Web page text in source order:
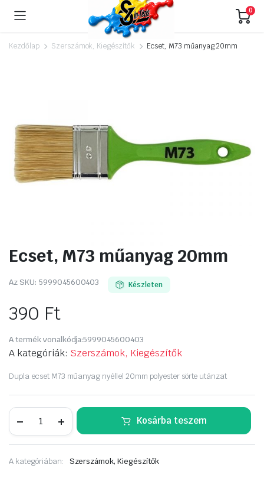
0
Kezdőlap Szerszámok, Kiegészítők Ecset, M73 műanyag 20mm
Ecset, M73 műanyag 20mm
Az SKU: 5999045600403 Készleten
390 Ft
A termék vonalkódja:5999045600403
A kategóriák: Szerszámok, Kiegészítők
Dupla ecset M73 műanyag nyéllel 20mm polyester sörte utánzat
M73
20mm
Kosárba teszem
A kategóriában: Szerszámok, Kiegészítők